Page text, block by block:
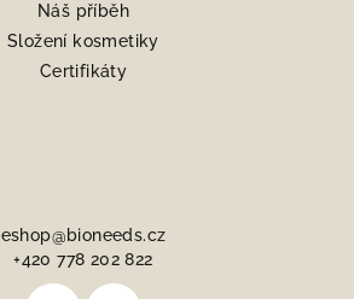
Náš příběh
Složení kosmetiky
Certifikáty
eshop@bioneeds.cz
+420 778 202 822